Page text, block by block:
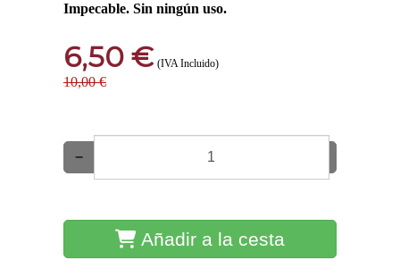
Impecable. Sin ningún uso.
6,50 € (IVA Incluido)
10,00 €
−
Añadir a la cesta